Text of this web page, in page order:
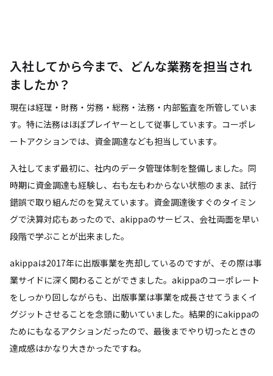
入社してから今まで、どんな業務を担当され
ましたか？
現在は経理・財務・労務・総務・法務・内部監査を所管していま
す。特に法務はほぼプレイヤーとして従事しています。コーポレ
ートアクションでは、資金調達なども担当しています。
入社してまず最初に、社内のデータ管理体制を整備しました。同
時期に資金調達も経験し、右も左もわからない状態のまま、試行
錯誤で取り組んだのを覚えています。資金調達後すぐのタイミン
グで決算対応もあったので、akippaのサービス、会社両面を早い
段階で学ぶことが出来ました。
akippaは2017年に出版事業を売却しているのですが、その際は事
業サイドに深く関わることができました。akippaのコーポレート
をしっかり回しながらも、出版事業は事業を成長させてうまくイ
グジットさせることを念頭に動いていました。結果的にakippaの
ためにもなるアクションだったので、最後までやり切ったときの
達成感はかなり大きかったですね。